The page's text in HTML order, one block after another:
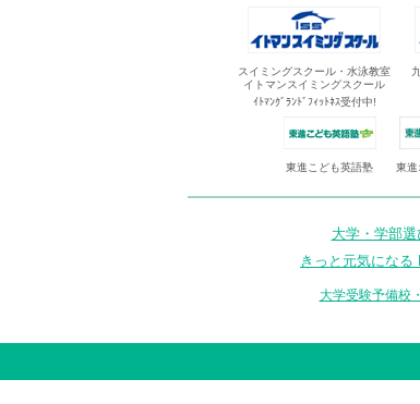
スイミングスクール・水泳教室
イトマンスイミングスクール
ｲﾄﾏﾝｸﾞﾗﾝﾄﾞﾌｨｯﾄﾈｽ受付中!
東進こども英語塾 東進
大学・学部
きっと元気になる
大学受験予備校